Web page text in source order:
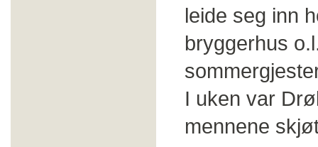
leide seg inn
bryggerhus
I uken var
mennene